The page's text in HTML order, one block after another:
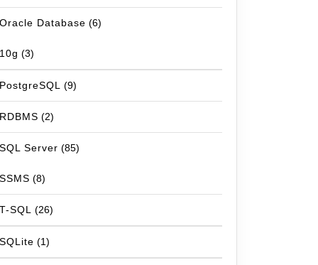
Oracle Database (6)
10g (3)
PostgreSQL (9)
RDBMS (2)
SQL Server (85)
SSMS (8)
T-SQL (26)
SQLite (1)